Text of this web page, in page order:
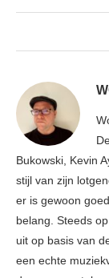
Bukowski, Kevin
stijl van zijn
er is gewoon
belang. Steeds
uit op basis van
een echte